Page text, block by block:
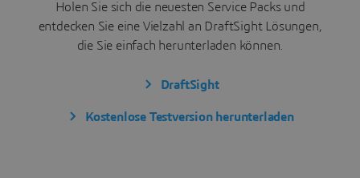
Holen Sie sich die neuesten Service Packs und
entdecken Sie eine Vielzahl an DraftSight Lösungen,
die Sie einfach herunterladen können.
DraftSight
Kostenlose Testversion herunterladen